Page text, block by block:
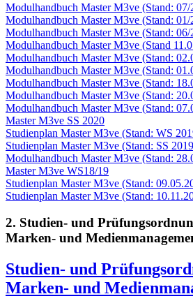
Modulhandbuch Master M3ve (Stand: 07/
Modulhandbuch Master M3ve (Stand: 01/
Modulhandbuch Master M3ve (Stand: 06/
Modulhandbuch Master M3ve (Stand
Modulhandbuch Master M3ve (Stand:
Modulhandbuch Master M3ve (Stand:
Modulhandbuch Master M3ve (Stand:
Modulhandbuch Master M3ve (Stand:
Modulhandbuch Master M3ve (Stand:
Master M3ve SS 2020
Studienplan Master M3ve (Stand: WS
Studienplan Master M3ve (Stand: SS
Modulhandbuch Master M3ve (Stand:
Master M3ve WS18/19
Studienplan Master M3ve (Stand:
Studienplan Master M3ve (Stand:
2. Studien- und
Marken- und
Studien- und
Marken- und